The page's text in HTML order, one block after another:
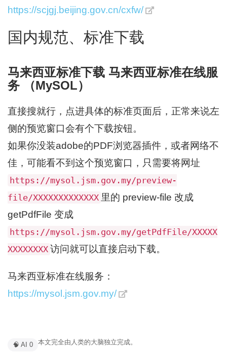
https://scjgj.beijing.gov.cn/cxfw/
国内规范、标准下载
马来西亚标准下载 马来西亚标准在线服
务 （MySOL）
直接搜就行，点进具体的标准页面后，正常来说左
侧的预览窗口会有个下载按钮。
如果你没装adobe的PDF浏览器插件，或者网络不
佳，可能看不到这个预览窗口，只需要将网址
https://mysol.jsm.gov.my/preview-
file/XXXXXXXXXXXXX 里的 preview-file 改成
getPdfFile 变成
https://mysol.jsm.gov.my/getPdfFile/XXXXX
XXXXXXXX 访问就可以直接启动下载。
马来西亚标准在线服务：
https://mysol.jsm.gov.my/
🧠 AI 0 本文完全由人类的大脑独立完成。